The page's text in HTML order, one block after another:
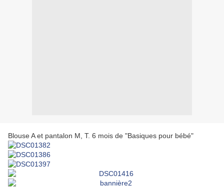
Blouse A et pantalon M, T. 6 mois de "Basiques pour bébé"